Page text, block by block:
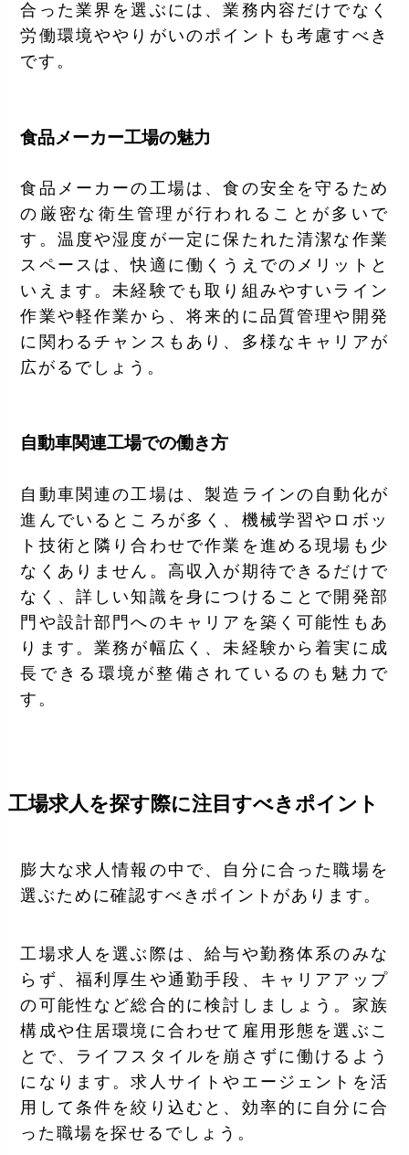
合った業界を選ぶには、業務内容だけでなく
労働環境ややりがいのポイントも考慮すべき
です。
食品メーカー工場の魅力
食品メーカーの工場は、食の安全を守るため
の厳密な衛生管理が行われることが多いで
す。温度や湿度が一定に保たれた清潔な作業
スペースは、快適に働くうえでのメリットと
いえます。未経験でも取り組みやすいライン
作業や軽作業から、将来的に品質管理や開発
に関わるチャンスもあり、多様なキャリアが
広がるでしょう。
自動車関連工場での働き方
自動車関連の工場は、製造ラインの自動化が
進んでいるところが多く、機械学習やロボッ
ト技術と隣り合わせで作業を進める現場も少
なくありません。高収入が期待できるだけで
なく、詳しい知識を身につけることで開発部
門や設計部門へのキャリアを築く可能性もあ
ります。業務が幅広く、未経験から着実に成
長できる環境が整備されているのも魅力で
す。
工場求人を探す際に注目すべきポイント
膨大な求人情報の中で、自分に合った職場を
選ぶために確認すべきポイントがあります。
工場求人を選ぶ際は、給与や勤務体系のみな
らず、福利厚生や通勤手段、キャリアアップ
の可能性など総合的に検討しましょう。家族
構成や住居環境に合わせて雇用形態を選ぶこ
とで、ライフスタイルを崩さずに働けるよう
になります。求人サイトやエージェントを活
用して条件を絞り込むと、効率的に自分に合
った職場を探せるでしょう。